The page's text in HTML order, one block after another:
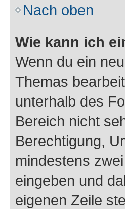
Nach oben
Wie kann ich
Wenn du ein
Themas
unterhalb des
Bereich nicht
Berechtigung,
mindestens
eingeben und
eigenen Zeile